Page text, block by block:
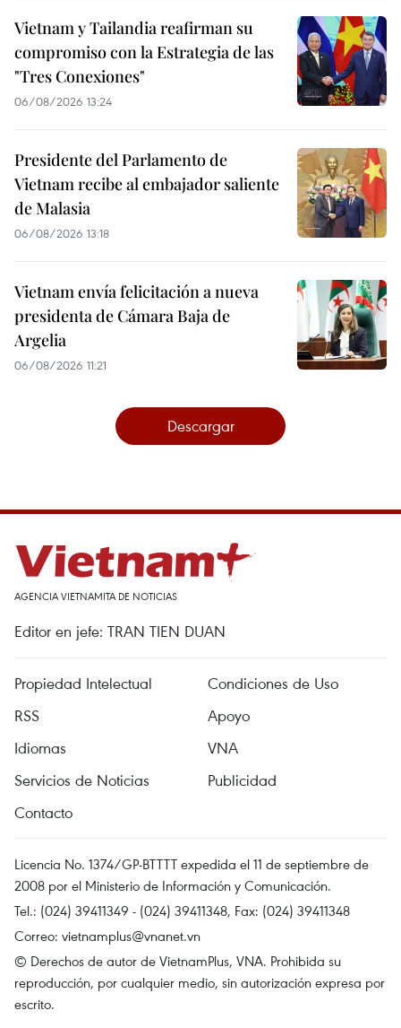
Vietnam y Tailandia reafirman su
compromiso con la Estrategia de las
"Tres Conexiones"
06/08/2026 13:24
Presidente del Parlamento de
Vietnam recibe al embajador saliente
de Malasia
06/08/2026 13:18
Vietnam envía felicitación a nueva
presidenta de Cámara Baja de
Argelia
06/08/2026 11:21
Descargar
AGENCIA VIETNAMITA DE NOTICIAS
Editor en jefe: TRAN TIEN DUAN
Propiedad Intelectual
Condiciones de Uso
RSS
Apoyo
Idiomas
VNA
Servicios de Noticias
Publicidad
Contacto
Licencia No. 1374/GP-BTTTT expedida el 11 de septiembre de
2008 por el Ministerio de Información y Comunicación.
Tel.: (024) 39411349 - (024) 39411348, Fax: (024) 39411348
Correo: vietnamplus@vnanet.vn
© Derechos de autor de VietnamPlus, VNA. Prohibida su
reproducción, por cualquier medio, sin autorización expresa por
escrito.